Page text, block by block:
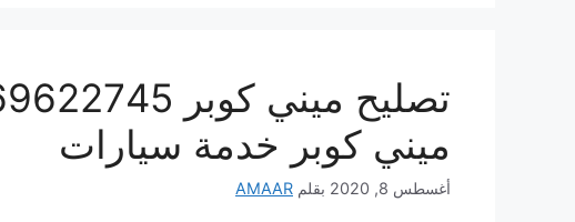
ميني كوبر خدمة سيارات
أغسطس 8, 2020 بقلم AMAAR